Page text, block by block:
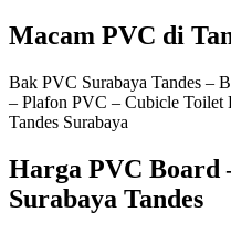
Macam PVC di
Bak PVC Surabaya Tandes –
– Plafon PVC – Cubicle Toilet
Tandes Surabaya
Harga PVC Board
Surabaya Tandes